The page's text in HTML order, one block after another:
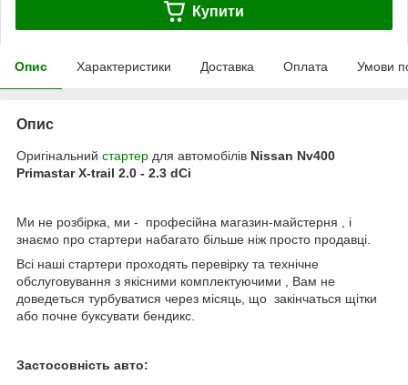
Купити
Опис Характеристики Доставка Оплата Умови
Опис
Оригінальний стартер для автомобілів Nissan Nv400
Primastar X-trail 2.0 - 2.3 dCi
Ми не розбірка, ми - професійна магазин-майстерня , і
знаємо про стартери набагато більше ніж просто продавці.
Всі наші стартери проходять перевірку та технічне
обслуговування з якісними комплектуючими , Вам не
доведеться турбуватися через місяць, що закінчаться щітки
або почне буксувати бендикс.
Застосовність авто: